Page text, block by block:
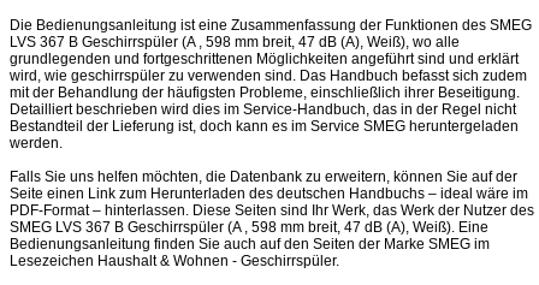
Die Bedienungsanleitung ist eine Zusammenfassung der Funktionen des SMEG
LVS 367 B Geschirrspüler (A , 598 mm breit, 47 dB (A), Weiß), wo alle
grundlegenden und fortgeschrittenen Möglichkeiten angeführt sind und erklärt
wird, wie geschirrspüler zu verwenden sind. Das Handbuch befasst sich zudem
mit der Behandlung der häufigsten Probleme, einschließlich ihrer Beseitigung.
Detailliert beschrieben wird dies im Service-Handbuch, das in der Regel nicht
Bestandteil der Lieferung ist, doch kann es im Service SMEG heruntergeladen
werden.
Falls Sie uns helfen möchten, die Datenbank zu erweitern, können Sie auf der
Seite einen Link zum Herunterladen des deutschen Handbuchs – ideal wäre im
PDF-Format – hinterlassen. Diese Seiten sind Ihr Werk, das Werk der Nutzer des
SMEG LVS 367 B Geschirrspüler (A , 598 mm breit, 47 dB (A), Weiß). Eine
Bedienungsanleitung finden Sie auch auf den Seiten der Marke SMEG im
Lesezeichen Haushalt & Wohnen - Geschirrspüler.